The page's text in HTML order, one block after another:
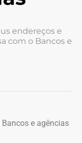
endereços e
com o Bancos e
e agências